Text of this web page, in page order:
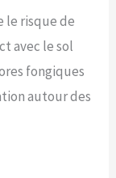
le risque de
avec le sol
fongiques
autour des